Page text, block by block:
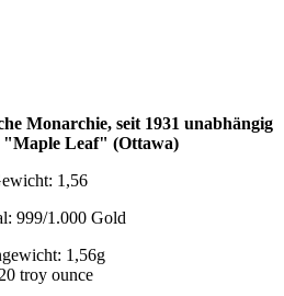
Monarchie, seit 1931 unabhängig
"Maple Leaf" (Ottawa)
1,56
999/1.000 Gold
1,56g
troy ounce